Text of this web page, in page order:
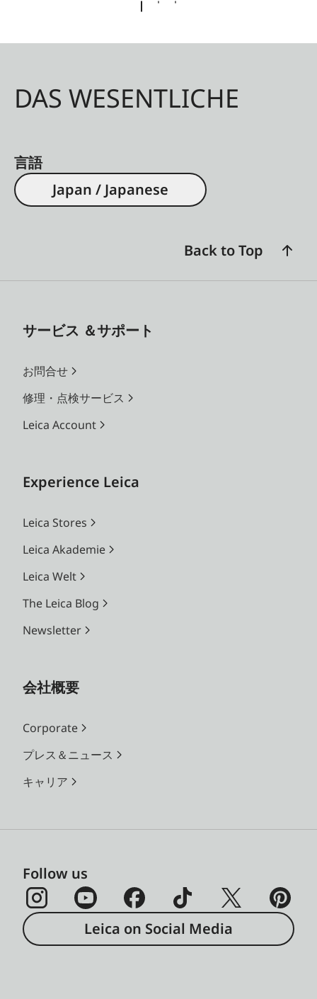
DAS WESENTLICHE
言語
Japan / Japanese
Back to Top
サービス ＆サポート
お問合せ
修理・点検サービス
Leica Account
Experience Leica
Leica Stores
Leica Akademie
Leica Welt
The Leica Blog
Newsletter
会社概要
Corporate
プレス＆ニュース
キャリア
Follow us
Leica on Social Media